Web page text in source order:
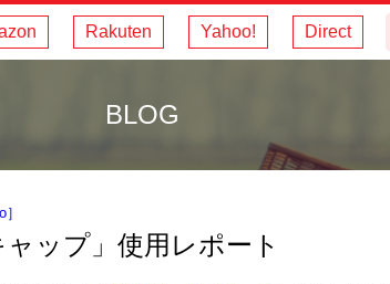
Rakuten Yahoo! Direct
BLOG
］
ャップ」使用レポート